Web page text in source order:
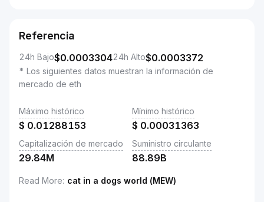
Referencia
24h Bajo$0.000330424h Alto$0.0003372
* Los siguientes datos muestran la información de
mercado de eth
Máximo histórico
$ 0.01288153
Mínimo histórico
$ 0.00031363
Capitalización de mercado
29.84M
Suministro circulante
88.89B
Read More: cat in a dogs world (MEW)